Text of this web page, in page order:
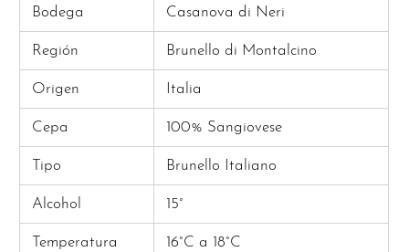
Bodega Casanova di Neri
Región Brunello di Montalcino
Origen Italia
Cepa 100% Sangiovese
Tipo Brunello Italiano
Alcohol 15°
Temperatura 16°C a 18°C